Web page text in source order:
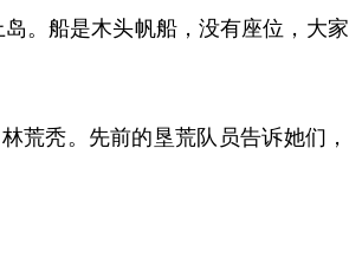
。船是木头帆船，没有座位，大
秃。先前的垦荒队员告诉她们